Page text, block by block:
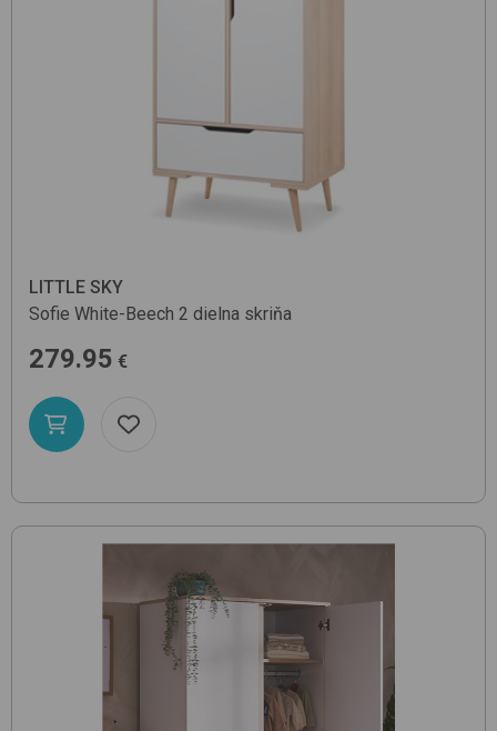
LITTLE SKY
Sofie White-Beech 2 dielna skriňa
279.95 €